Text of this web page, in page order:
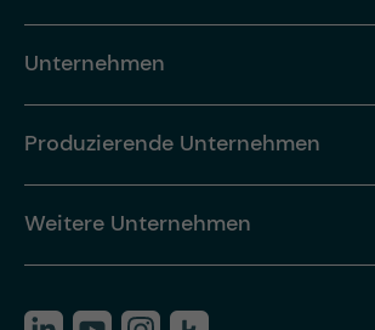
Unternehmen
Produzierende Unternehmen
Weitere Unternehmen